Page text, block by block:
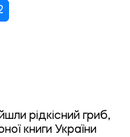
рідкісний гриб,
книги України